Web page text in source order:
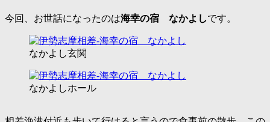
今回、お世話になったのは海幸の宿 なかよしです。
なかよし玄関
なかよしホール